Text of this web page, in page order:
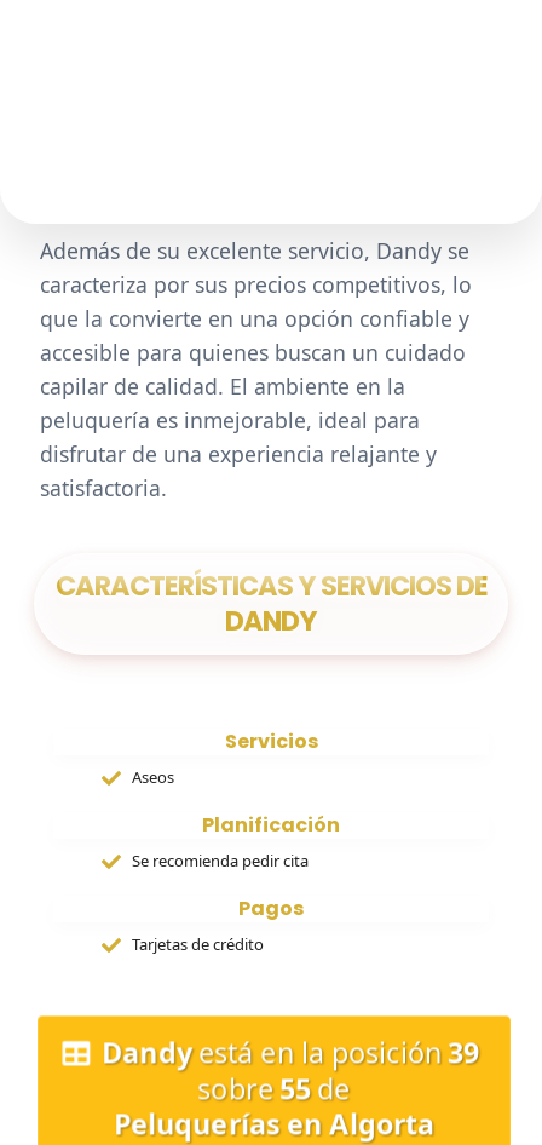
Además de su excelente servicio, Dandy se
caracteriza por sus precios competitivos, lo
que la convierte en una opción confiable y
accesible para quienes buscan un cuidado
capilar de calidad. El ambiente en la
peluquería es inmejorable, ideal para
disfrutar de una experiencia relajante y
satisfactoria.
CARACTERÍSTICAS Y SERVICIOS DE
DANDY
Servicios
Aseos
Planificación
Se recomienda pedir cita
Pagos
Tarjetas de crédito
Dandyestá en la posición39
sobre55de
Peluquerías en Algorta